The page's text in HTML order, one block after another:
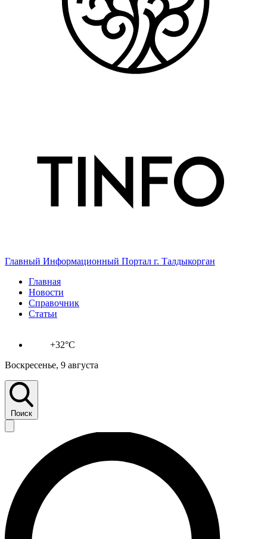
Главный Информационный Портал г. Талдыкорган
Главная
Новости
Справочник
Статьи
+32°C
Воскресенье, 9 августа
Поиск